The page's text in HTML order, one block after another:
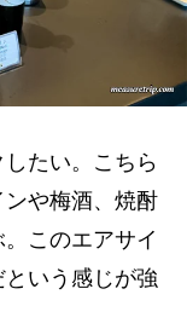
たい。こちら
や梅酒、焼酎
このエアサイ
という感じが強